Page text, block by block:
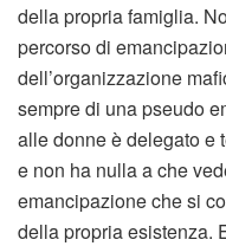
della propria famiglia.
percorso di
dell’organizzazione
sempre di una pseudo
alle donne è delegato e
e non ha nulla a che
emancipazione che si
della propria esistenza.